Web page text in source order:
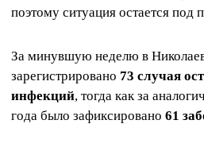
поэтому ситуация остается под
За минувшую неделю в
зарегистрировано 73 случая
инфекций, тогда как за
года было зафиксировано 61